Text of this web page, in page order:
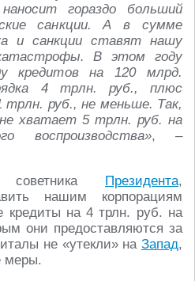
гораздо больший
санкции. А в сумме
и санкции ставят нашу
В этом году
кредитов на 120 млрд.
4 трлн. руб., плюс
руб., не меньше. Так,
не хватает 5 трлн. руб. на
воспроизводства», –
Президента,
нашим корпорациям
кредиты на 4 трлн. руб. на
они предоставляются за
не «утекли» на Запад,
меры.